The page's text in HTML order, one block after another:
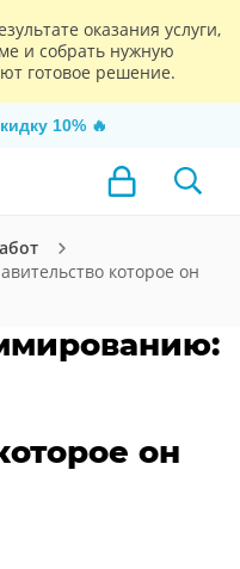
оказания услуги,
и собрать нужную
готовое решение.
10% 🔥
которое он
он